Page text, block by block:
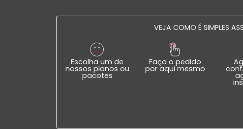
VEJA COMO É SIMPLES
Escolha um de
nossos planos ou
pacotes
Faça o pedido
por aqui mesmo